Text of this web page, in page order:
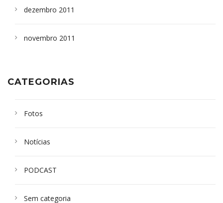
dezembro 2011
novembro 2011
CATEGORIAS
Fotos
Notícias
PODCAST
Sem categoria